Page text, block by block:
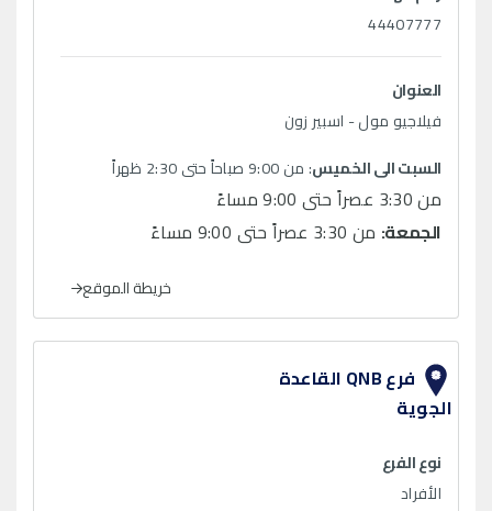
44407777
العنوان
فيلاجيو مول - اسبير زون
السبت الى الخميس: من 9:00 صباحاً حتى 2:30 ظهراً
من 3:30 عصراً حتى 9:00 مساءً
الجمعة: من 3:30 عصراً حتى 9:00 مساءً
خريطة الموقع
فرع QNB القاعدة
الجوية
نوع الفرع
الأفراد